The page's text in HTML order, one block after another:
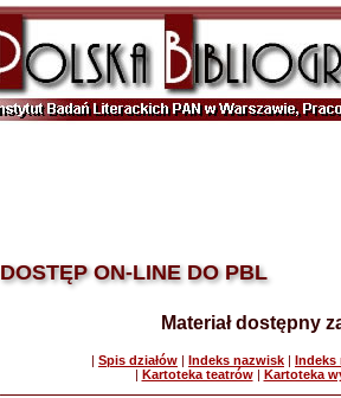
DOSTĘP ON-LINE DO PBL
Materiał dostępny
| Spis działów | Indeks nazwisk | Indeks
| Kartoteka teatrów| Kartoteka